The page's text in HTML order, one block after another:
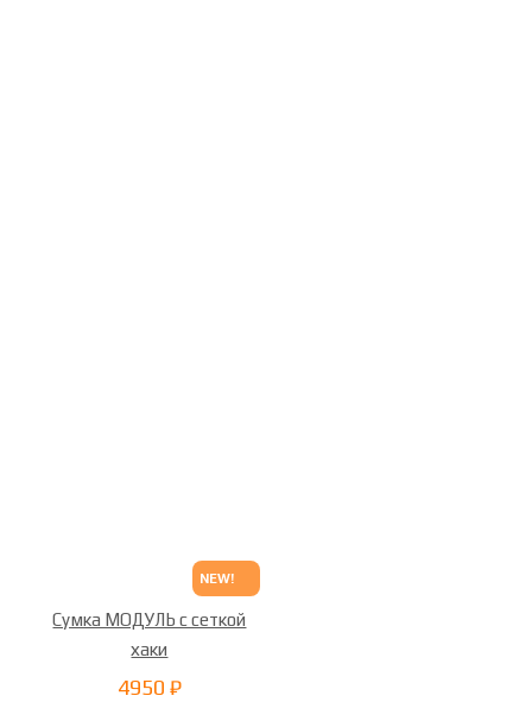
NEW!
Сумка МОДУЛЬ с сеткой
хаки
4950 ₽